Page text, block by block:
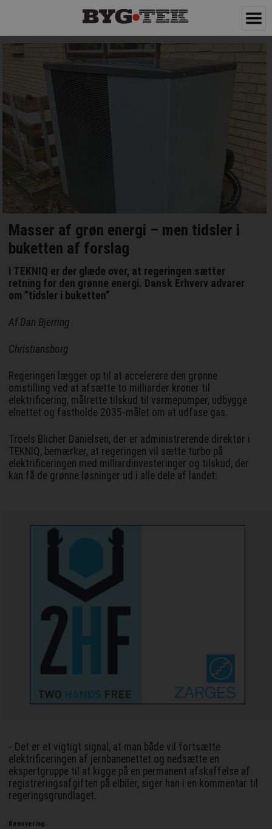
Masser af grøn energi – men tidsler i
buketten af forslag
I TEKNIQ er der glæde over, at regeringen sætter
retning for den grønne energi. Dansk Erhverv advarer
om ”tidsler i buketten”
Af Dan Bjerring
Christiansborg
Regeringen lægger op til at accelerere den grønne
omstilling ved at afsætte to milliarder kroner til
elektrificering, målrette tilskud til varmepumper, udbygge
elnettet og fastholde 2035-målet om at udfase gas.
Troels Blicher Danielsen, der er administrerende direktør i
TEKNIQ, bemærker, at regeringen vil sætte turbo på
elektrificeringen med milliardinvesteringer og tilskud, der
kan få de grønne løsninger ud i alle dele af landet:
- Det er et vigtigt signal, at man både vil fortsætte
elektrificeringen af jernbanenettet og nedsætte en
ekspertgruppe til at kigge på en permanent afskaffelse af
registreringsafgiften på elbiler, siger han i en kommentar til
regeringsgrundlaget.
Renovering